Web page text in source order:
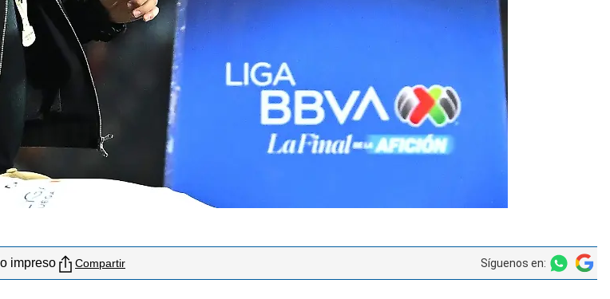
impreso Compartir Síguenos en: